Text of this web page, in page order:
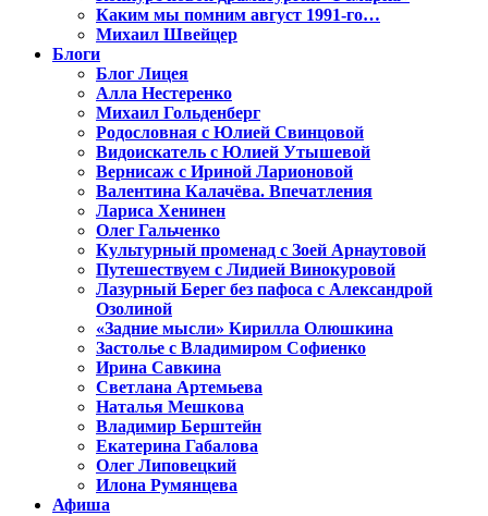
Каким мы помним август 1991-го…
Михаил Швейцер
Блоги
Блог Лицея
Алла Нестеренко
Михаил Гольденберг
Родословная с Юлией Свинцовой
Видоискатель с Юлией Утышевой
Вернисаж с Ириной Ларионовой
Валентина Калачёва. Впечатления
Лариса Хенинен
Олег Гальченко
Культурный променад с Зоей Арнаутовой
Путешествуем с Лидией Винокуровой
Лазурный Берег без пафоса с Александрой
Озолиной
«Задние мысли» Кирилла Олюшкина
Застолье с Владимиром Софиенко
Ирина Савкина
Светлана Артемьева
Наталья Мешкова
Владимир Берштейн
Екатерина Габалова
Олег Липовецкий
Илона Румянцева
Афиша